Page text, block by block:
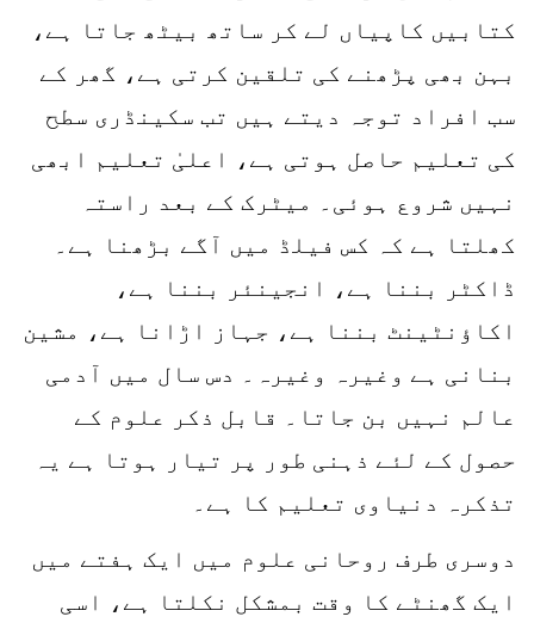
کتابیں کاپیاں لے کر ساتھ بیٹھ جاتا ہے،
بہن بھی پڑھنے کی تلقین کرتی ہے، گھر کے
سب افراد توجہ دیتے ہیں تب سکینڈری سطح
کی تعلیم حاصل ہوتی ہے، اعلیٰ تعلیم ابھی
نہیں شروع ہوئی۔ میٹرک کے بعد راستہ
کھلتا ہے کہ کس فیلڈ میں آگے بڑھنا ہے۔
ڈاکٹر بننا ہے، انجینئر بننا ہے،
اکاؤنٹینٹ بننا ہے، جہاز اڑانا ہے، مشین
بنانی ہے وغیرہ وغیرہ۔ دس سال میں آدمی
عالم نہیں بن جاتا۔ قابل ذکر علوم کے
حصول کے لئے ذہنی طور پر تیار ہوتا ہے یہ
تذکرہ دنیاوی تعلیم کا ہے۔
دوسری طرف روحانی علوم میں ایک ہفتے میں
ایک گھنٹے کا وقت بمشکل نکلتا ہے، اسی